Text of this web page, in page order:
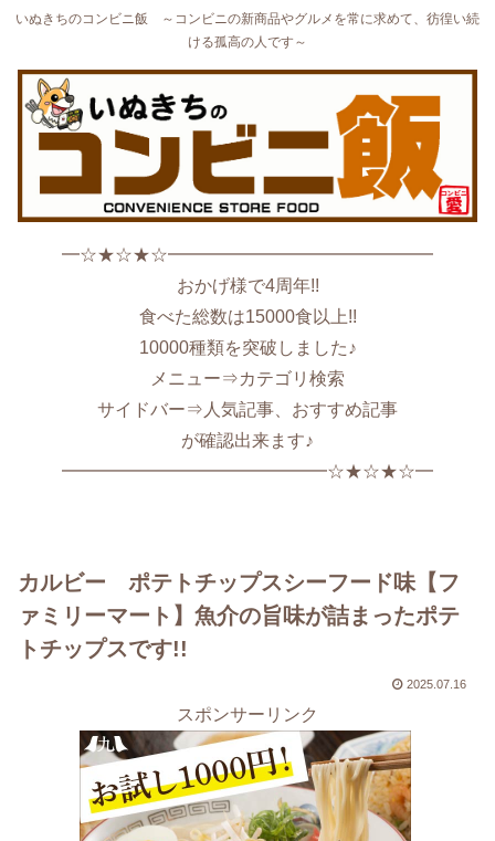
いぬきちのコンビニ飯 ～コンビニの新商品やグルメを常に求めて、彷徨い続
ける孤高の人です～
━☆★☆★☆━━━━━━━━━━━━━━━
おかげ様で4周年!!
食べた総数は15000食以上!!
10000種類を突破しました♪
メニュー⇒カテゴリ検索
サイドバー⇒人気記事、おすすめ記事
が確認出来ます♪
━━━━━━━━━━━━━━━☆★☆★☆━
カルビー ポテトチップスシーフード味【フ
ァミリーマート】魚介の旨味が詰まったポテ
トチップスです!!
2025.07.16
スポンサーリンク